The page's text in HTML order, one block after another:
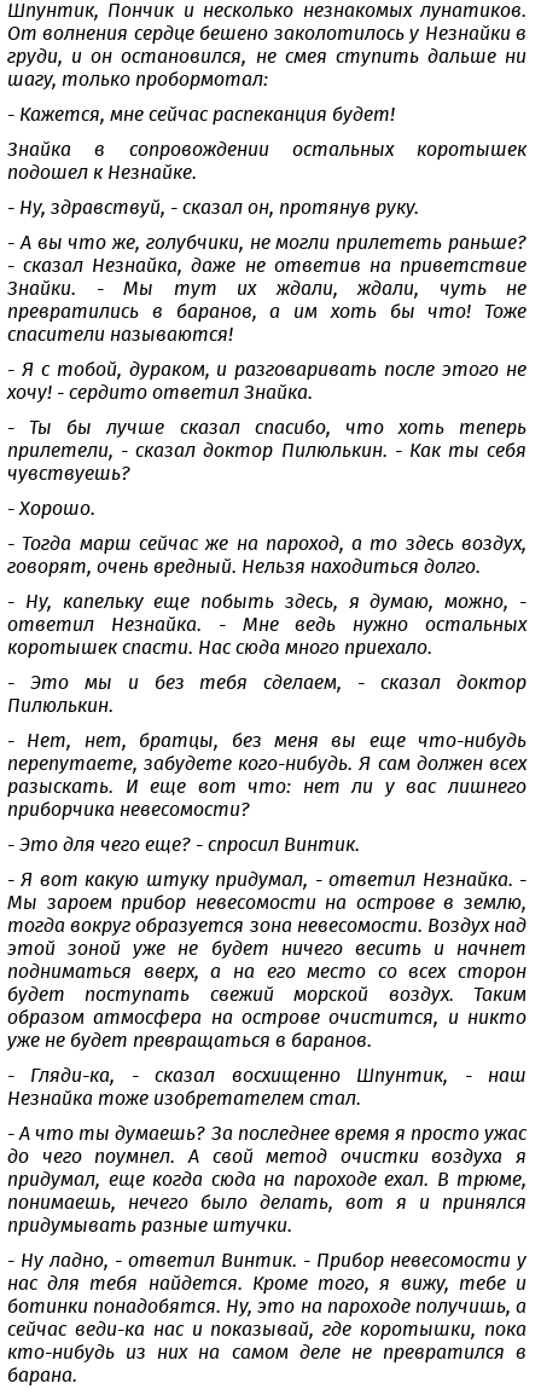
Шпунтик, Пончик и несколько незнакомых лунатиков.
От волнения сердце бешено заколотилось у Незнайки в
груди, и он остановился, не смея ступить дальше ни
шагу, только пробормотал:
- Кажется, мне сейчас распеканция будет!
Знайка в сопровождении остальных коротышек
подошел к Незнайке.
- Ну, здравствуй, - сказал он, протянув руку.
- А вы что же, голубчики, не могли прилететь раньше?
- сказал Незнайка, даже не ответив на приветствие
Знайки. - Мы тут их ждали, ждали, чуть не
превратились в баранов, а им хоть бы что! Тоже
спасители называются!
- Я с тобой, дураком, и разговаривать после этого не
хочу! - сердито ответил Знайка.
- Ты бы лучше сказал спасибо, что хоть теперь
прилетели, - сказал доктор Пилюлькин. - Как ты себя
чувствуешь?
- Хорошо.
- Тогда марш сейчас же на пароход, а то здесь воздух,
говорят, очень вредный. Нельзя находиться долго.
- Ну, капельку еще побыть здесь, я думаю, можно, -
ответил Незнайка. - Мне ведь нужно остальных
коротышек спасти. Нас сюда много приехало.
- Это мы и без тебя сделаем, - сказал доктор
Пилюлькин.
- Нет, нет, братцы, без меня вы еще что-нибудь
перепутаете, забудете кого-нибудь. Я сам должен всех
разыскать. И еще вот что: нет ли у вас лишнего
приборчика невесомости?
- Это для чего еще? - спросил Винтик.
- Я вот какую штуку придумал, - ответил Незнайка. -
Мы зароем прибор невесомости на острове в землю,
тогда вокруг образуется зона невесомости. Воздух над
этой зоной уже не будет ничего весить и начнет
подниматься вверх, а на его место со всех сторон
будет поступать свежий морской воздух. Таким
образом атмосфера на острове очистится, и никто
уже не будет превращаться в баранов.
- Гляди-ка, - сказал восхищенно Шпунтик, - наш
Незнайка тоже изобретателем стал.
- А что ты думаешь? За последнее время я просто ужас
до чего поумнел. А свой метод очистки воздуха я
придумал, еще когда сюда на пароходе ехал. В трюме,
понимаешь, нечего было делать, вот я и принялся
придумывать разные штучки.
- Ну ладно, - ответил Винтик. - Прибор невесомости у
нас для тебя найдется. Кроме того, я вижу, тебе и
ботинки понадобятся. Ну, это на пароходе получишь, а
сейчас веди-ка нас и показывай, где коротышки, пока
кто-нибудь из них на самом деле не превратился в
барана.